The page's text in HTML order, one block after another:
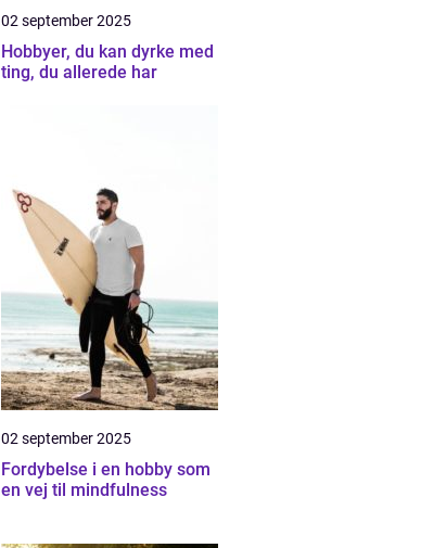
02 september 2025
Hobbyer, du kan dyrke med
ting, du allerede har
02 september 2025
Fordybelse i en hobby som
en vej til mindfulness